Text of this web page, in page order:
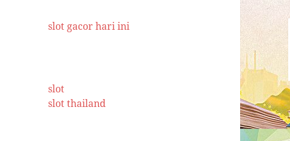
slot gacor hari ini
slot
slot thailand